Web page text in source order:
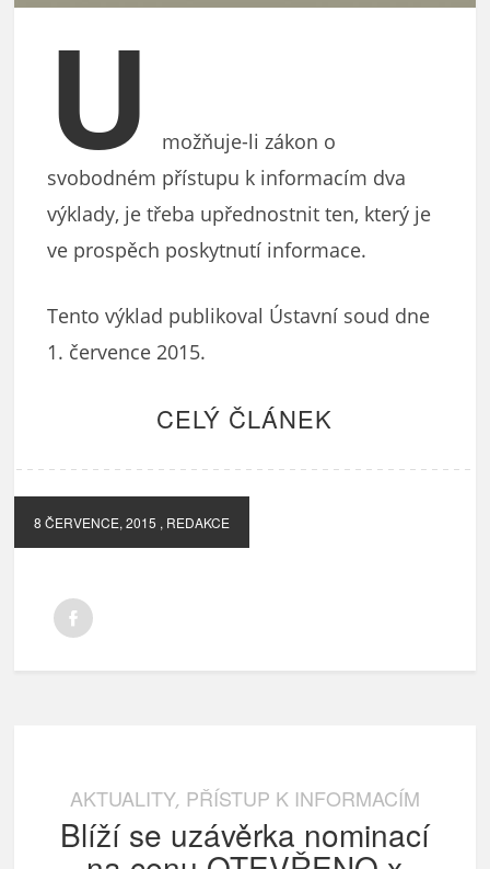
U
možňuje-li zákon o
svobodném přístupu k informacím dva
výklady, je třeba upřednostnit ten, který je
ve prospěch poskytnutí informace.
Tento výklad publikoval Ústavní soud dne
1. července 2015.
CELÝ ČLÁNEK
8 ČERVENCE, 2015 , REDAKCE
AKTUALITY, PŘÍSTUP K INFORMACÍM
Blíží se uzávěrka nominací